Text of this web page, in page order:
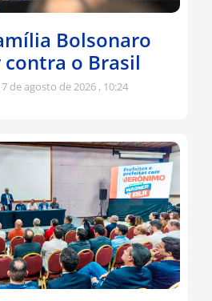
Bolsonaro
o Brasil
7 de agosto de 2026 10:24